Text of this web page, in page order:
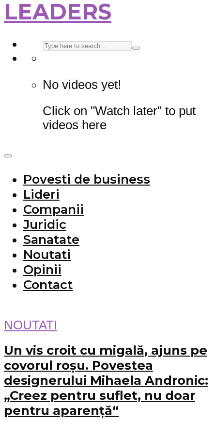
LEADERS
No videos yet!
Click on "Watch later" to put
videos here
Povesti de business
Lideri
Companii
Juridic
Sanatate
Noutati
Opinii
Contact
NOUTATI
Un vis croit cu migală, ajuns pe
covorul roșu. Povestea
designerului Mihaela Andronic:
„Creez pentru suflet, nu doar
pentru aparență“